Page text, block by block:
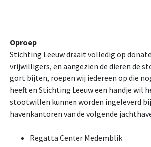
Oproep
Stichting Leeuw draait volledig op
vrijwilligers, en aangezien de dieren de
gort bijten, roepen wij iedereen op die
heeft en Stichting Leeuw een handje wil
stootwillen kunnen worden ingeleverd bij
havenkantoren van de volgende
Regatta Center Medemblik